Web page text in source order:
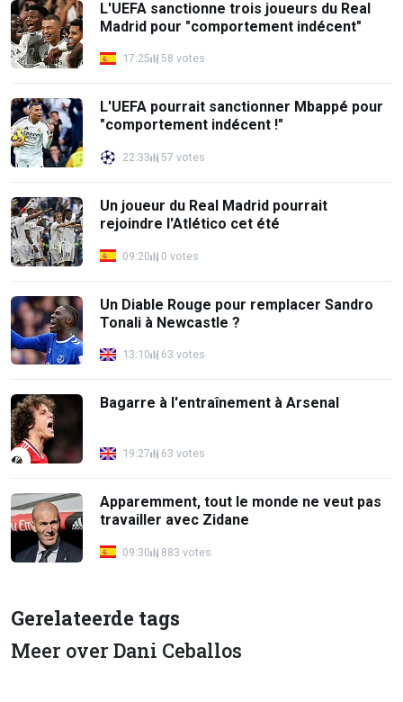
L'UEFA sanctionne trois joueurs du Real
Madrid pour "comportement indécent"
17:25 58 votes
L'UEFA pourrait sanctionner Mbappé pour
"comportement indécent !"
22:33 57 votes
Un joueur du Real Madrid pourrait
rejoindre l'Atlético cet été
09:20 0 votes
Un Diable Rouge pour remplacer Sandro
Tonali à Newcastle ?
13:10 63 votes
Bagarre à l'entraînement à Arsenal
19:27 63 votes
Apparemment, tout le monde ne veut pas
travailler avec Zidane
09:30 883 votes
Gerelateerde tags
Meer over Dani Ceballos